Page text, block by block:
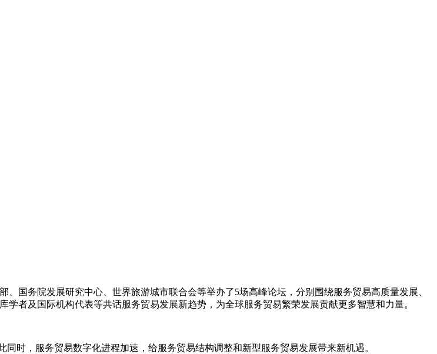
国务院发展研究中心、世界旅游城市联合会等举办了5场高峰论坛，分别围绕服务贸易高质量发展、
者及国际机构代表等共话服务贸易发展新趋势，为全球服务贸易繁荣发展贡献更多智慧和力量。
时，服务贸易数字化进程加速，给服务贸易结构调整和新型服务贸易发展带来新机遇。